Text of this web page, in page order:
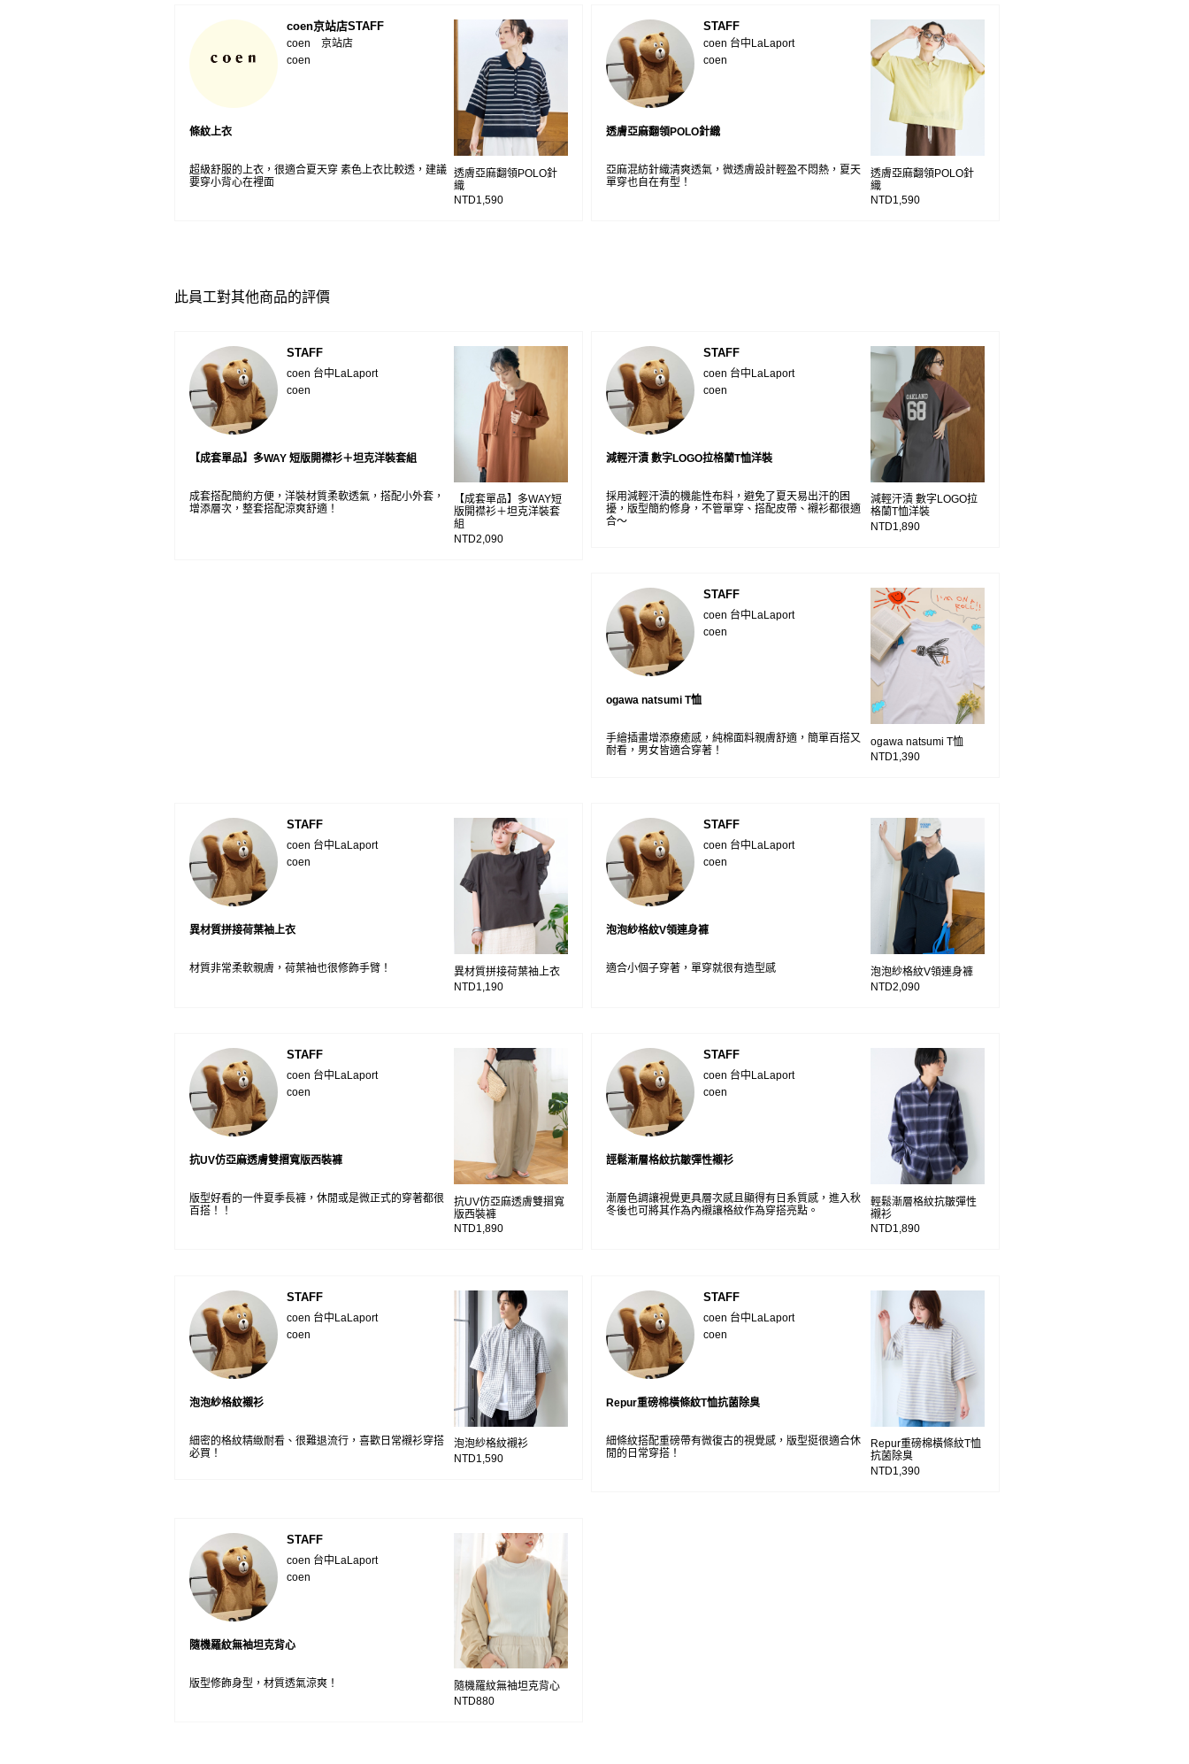
coen京站店STAFF
coen 京站店
coen
條紋上衣
超級舒服的上衣，很適合夏天穿 素色上衣比較透，建議
要穿小背心在裡面
透膚亞麻翻領POLO針
織
NTD1,590
STAFF
coen 台中LaLaport
coen
透膚亞麻翻領POLO針織
亞麻混紡針織清爽透氣，微透膚設計輕盈不悶熱，夏天
單穿也自在有型！
透膚亞麻翻領POLO針
織
NTD1,590
此員工對其他商品的評價
STAFF
coen 台中LaLaport
coen
【成套單品】多WAY 短版開襟衫＋坦克洋裝套組
成套搭配簡約方便，洋裝材質柔軟透氣，搭配小外套，
增添層次，整套搭配涼爽舒適！
【成套單品】多WAY短
版開襟衫＋坦克洋裝套
組
NTD2,090
STAFF
coen 台中LaLaport
coen
減輕汗漬 數字LOGO拉格蘭T恤洋裝
採用減輕汗漬的機能性布料，避免了夏天易出汗的困
擾，版型簡約修身，不管單穿、搭配皮帶、襯衫都很適
合～
減輕汗漬 數字LOGO拉
格蘭T恤洋裝
NTD1,890
STAFF
coen 台中LaLaport
coen
ogawa natsumi T恤
手繪插畫增添療癒感，純棉面料親膚舒適，簡單百搭又
耐看，男女皆適合穿著！
ogawa natsumi T恤
NTD1,390
STAFF
coen 台中LaLaport
coen
異材質拼接荷葉袖上衣
材質非常柔軟親膚，荷葉袖也很修飾手臂！
異材質拼接荷葉袖上衣
NTD1,190
STAFF
coen 台中LaLaport
coen
泡泡紗格紋V領連身褲
適合小個子穿著，單穿就很有造型感
泡泡紗格紋V領連身褲
NTD2,090
STAFF
coen 台中LaLaport
coen
抗UV仿亞麻透膚雙摺寬版西裝褲
版型好看的一件夏季長褲，休閒或是微正式的穿著都很
百搭！！
抗UV仿亞麻透膚雙摺寬
版西裝褲
NTD1,890
STAFF
coen 台中LaLaport
coen
誙鬆漸層格紋抗皺彈性襯衫
漸層色調讓視覺更具層次感且顯得有日系質感，進入秋
冬後也可將其作為內襯讓格紋作為穿搭亮點。
輕鬆漸層格紋抗皺彈性
襯衫
NTD1,890
STAFF
coen 台中LaLaport
coen
泡泡紗格紋襯衫
細密的格紋精緻耐看、很難退流行，喜歡日常襯衫穿搭
必買！
泡泡紗格紋襯衫
NTD1,590
STAFF
coen 台中LaLaport
coen
Repur重磅棉橫條紋T恤抗菌除臭
細條紋搭配重磅帶有微復古的視覺感，版型挺很適合休
閒的日常穿搭！
Repur重磅棉橫條紋T恤
抗菌除臭
NTD1,390
STAFF
coen 台中LaLaport
coen
隨機羅紋無袖坦克背心
版型修飾身型，材質透氣涼爽！
隨機羅紋無袖坦克背心
NTD880